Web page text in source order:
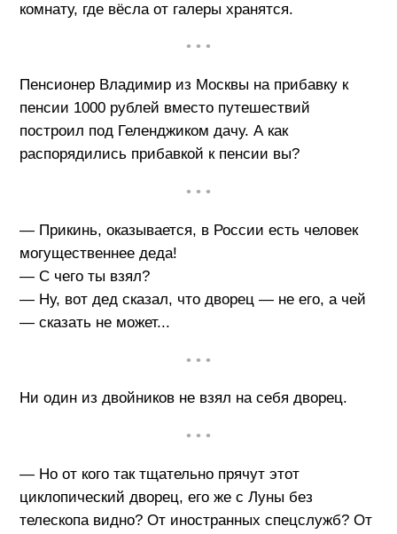
комнату, где вёсла от галеры хранятся.
• • •
Пенсионер Владимир из Москвы на прибавку к
пенсии 1000 рублей вместо путешествий
построил под Геленджиком дачу. А как
распорядились прибавкой к пенсии вы?
• • •
— Прикинь, оказывается, в России есть человек
могущественнее деда!
— С чего ты взял?
— Ну, вот дед сказал, что дворец — не его, а чей
— сказать не может...
• • •
Ни один из двойников не взял на себя дворец.
• • •
— Но от кого так тщательно прячут этот
циклопический дворец, его же с Луны без
телескопа видно? От иностранных спецслужб? От